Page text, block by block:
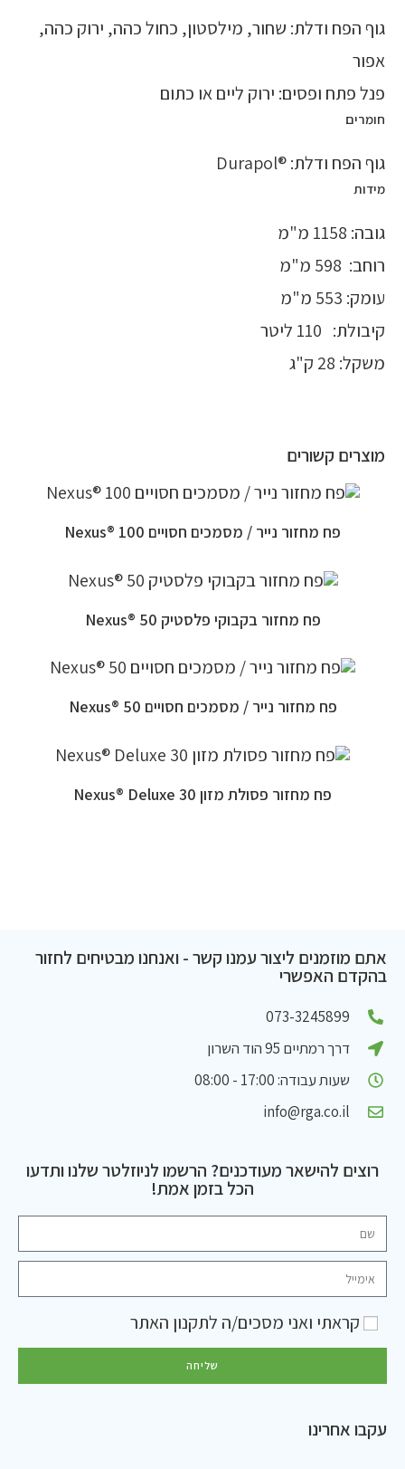
גוף הפח ודלת: שחור, מילסטון, כחול כהה, ירוק כהה,
אפור
פנל פתח ופסים: ירוק ליים או כתום
חומרים
גוף הפח ודלת: ®Durapol
מידות
גובה: 1158 מ"מ
רוחב: 598 מ"מ
עומק: 553 מ"מ
קיבולת: 110 ליטר
משקל: 28 ק"ג
מוצרים קשורים
פח מחזור נייר / מסמכים חסויים 100 ®Nexus
פח מחזור בקבוקי פלסטיק 50 ®Nexus
פח מחזור נייר / מסמכים חסויים 50 ®Nexus
פח מחזור פסולת מזון 30 Nexus® Deluxe
אתם מוזמנים ליצור עמנו קשר - ואנחנו מבטיחים לחזור
בהקדם האפשרי
073-3245899
דרך רמתיים 95 הוד השרון
שעות עבודה: 17:00 - 08:00
info@rga.co.il
רוצים להישאר מעודכנים? הרשמו לניוזלטר שלנו ותדעו
הכל בזמן אמת!
קראתי ואני מסכים/ה לתקנון האתר
שליחה
עקבו אחרינו